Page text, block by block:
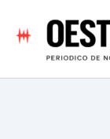
contenido